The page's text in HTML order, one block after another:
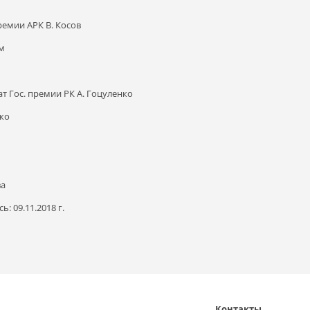
АРК В. Косов
Гос. премии РК А. Гоцуленко
09.11.2018 г.